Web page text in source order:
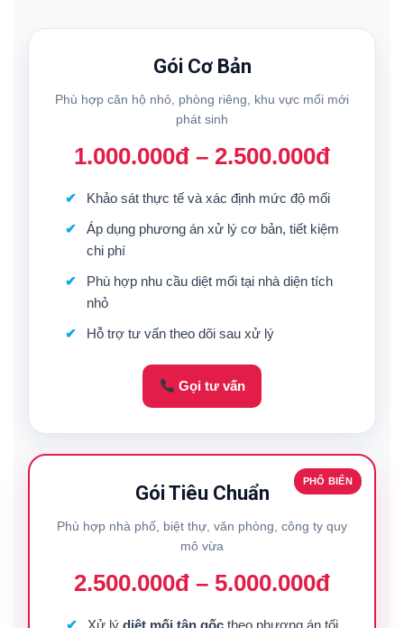
Gói Cơ Bản
Phù hợp căn hộ nhỏ, phòng riêng, khu vực mối mới
phát sinh
1.000.000đ – 2.500.000đ
Khảo sát thực tế và xác định mức độ mối
Áp dụng phương án xử lý cơ bản, tiết kiệm
chi phí
Phù hợp nhu cầu diệt mối tại nhà diện tích
nhỏ
Hỗ trợ tư vấn theo dõi sau xử lý
Gọi tư vấn
PHỔ BIẾN
Gói Tiêu Chuẩn
Phù hợp nhà phố, biệt thự, văn phòng, công ty quy
mô vừa
2.500.000đ – 5.000.000đ